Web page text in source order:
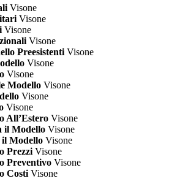
Visone
Visone
Visone
Visone
Preesistenti Visone
Visone
Visone
Modello Visone
Visone
Visone
All’Estero Visone
il Modello Visone
il Modello Visone
Prezzi Visone
Preventivo Visone
Costi Visone